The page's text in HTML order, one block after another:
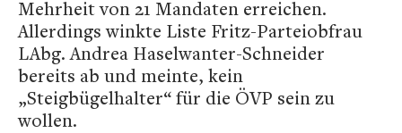
Mehrheit von 21 Mandaten erreichen.
Allerdings winkte Liste Fritz-Parteiobfrau
LAbg. Andrea Haselwanter-Schneider
bereits ab und meinte, kein
„Steigbügelhalter“ für die ÖVP sein zu
wollen.